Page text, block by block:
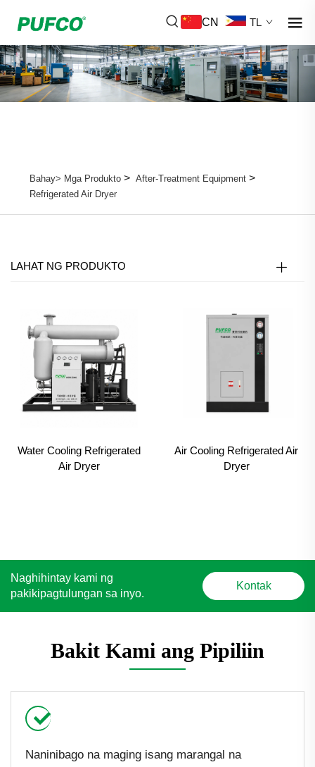
CN TL
Bahay> Mga Produkto> After-Treatment Equipment>
Refrigerated Air Dryer
LAHAT NG PRODUKTO
Water Cooling Refrigerated
Air Dryer
Air Cooling Refrigerated Air
Dryer
Naghihintay kami ng
pakikipagtulungan sa inyo.
Kontak
Bakit Kami ang Pipiliin
Naninibago na maging isang marangal na